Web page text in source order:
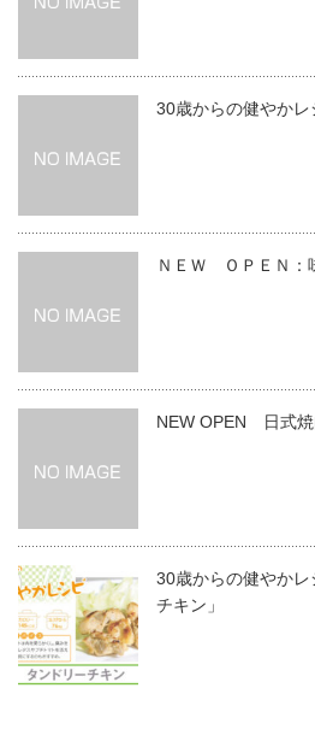
30歳からの健やかレ
ＮＥＷ ＯＰＥＮ：
NEW OPEN 日式
30歳からの健やか
チキン」